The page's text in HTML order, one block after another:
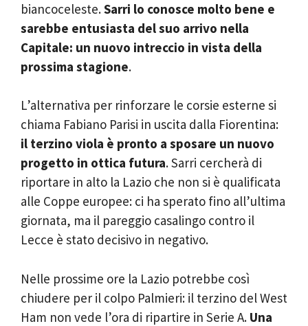
biancoceleste.Sarri lo conosce molto bene e
sarebbe entusiasta del suo arrivo nella
Capitale: un nuovo intreccio in vista della
prossima stagione.
L’alternativa per rinforzare le corsie esterne si
chiama Fabiano Parisi in uscita dalla Fiorentina:
il terzino viola è pronto a sposare un nuovo
progetto in ottica futura. Sarri cercherà di
riportare in alto la Lazio che non si è qualificata
alle Coppe europee: ci ha sperato fino all’ultima
giornata, ma il pareggio casalingo contro il
Lecce è stato decisivo in negativo.
Nelle prossime ore la Lazio potrebbe così
chiudere per il colpo Palmieri: il terzino del West
Ham non vede l’ora di ripartire in Serie A. Una